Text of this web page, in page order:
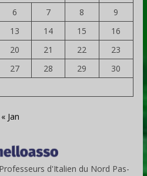
6 7 8
9
13 14 15
16
20 21 22
23
27 28 29
30
« Jan
d'Italien du Nord Pas-